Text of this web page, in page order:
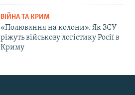
ВІЙНА ТА КРИМ
«Полювання на колони». Як ЗСУ
ріжуть військову логістику Росії в
Криму